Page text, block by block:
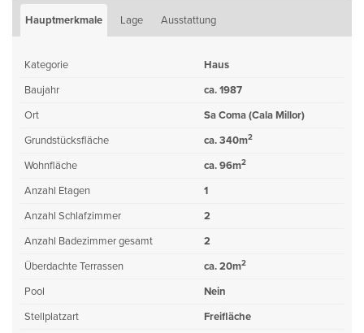
Hauptmerkmale Lage Ausstattung
Kategorie
Haus
Baujahr
ca. 1987
Ort
Sa Coma (Cala Millor)
Grundstücksfläche
ca. 340m2
Wohnfläche ca. 96m2
Anzahl Etagen
1
Anzahl Schlafzimmer
2
Anzahl Badezimmer gesamt
2
Überdachte Terrassen
ca. 20m2
Pool
Nein
Stellplatzart
Freifläche